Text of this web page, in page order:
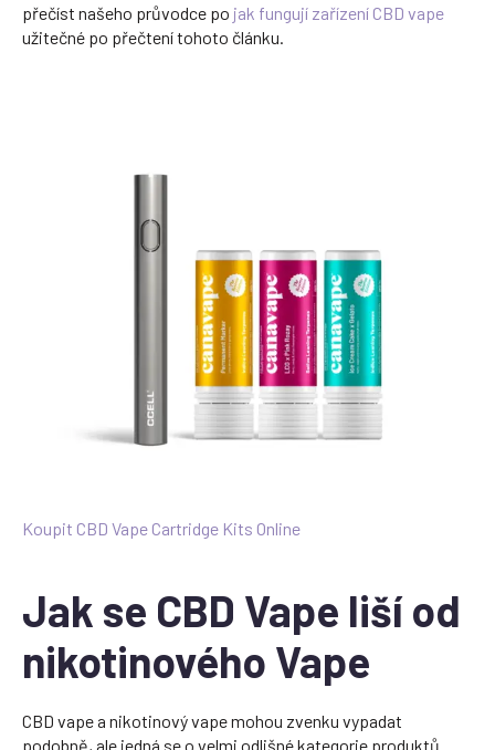
přečíst našeho průvodce po jak fungují zařízení CBD vape
užitečné po přečtení tohoto článku.
Koupit CBD Vape Cartridge Kits Online
Jak se CBD Vape liší od
nikotinového Vape
CBD vape a nikotinový vape mohou zvenku vypadat
podobně, ale jedná se o velmi odlišné kategorie produktů.